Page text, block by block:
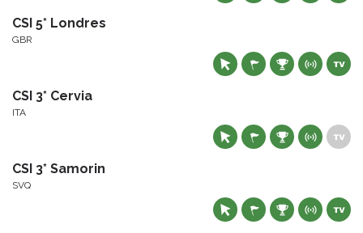
CSI 5* Londres
GBR
CSI 3* Cervia
ITA
CSI 3* Samorin
SVQ